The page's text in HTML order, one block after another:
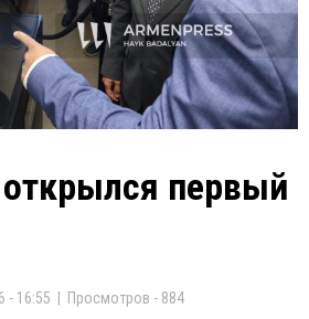
первый
- 16:55 | Просмотров - 884